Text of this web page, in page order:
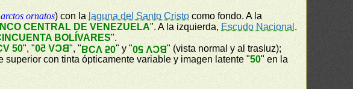
ornatos) con la laguna del Santo Cristo como fondo. A la
CENTRAL DE VENEZUELA". A la izquierda, Escudo Nacional .
BOLÍVARES".
50", "BCV 50", "BCV 50" y "BCV 50" (vista normal y al trasluz);
superior con tinta ópticamente variable y imagen latente "50" en la